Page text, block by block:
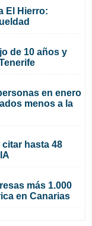
El Hierro:
de 10 años y
en enero
menos a la
hasta 48
más 1.000
en Canarias